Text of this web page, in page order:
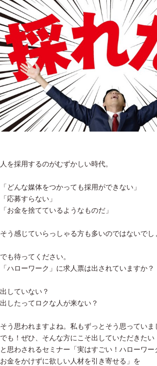
人を採用するのがむずかしい時代。
「どんな媒体をつかっても採用ができない」
「応募すらない」
「お金を捨てているようなものだ」
そう感じていらっしゃる方も多いのではないでし
でも待ってください。
「ハローワーク」に求人票は出されていますか？
出していない？
出したってロクな人が来ない？
そう思われますよね。私もずっとそう思っていま
でも！ぜひ、そんな方にこそ出していただきたい
と思わされるセミナー「実はすごい！ハローワー
お金をかけずに欲しい人材を引き寄せる」を